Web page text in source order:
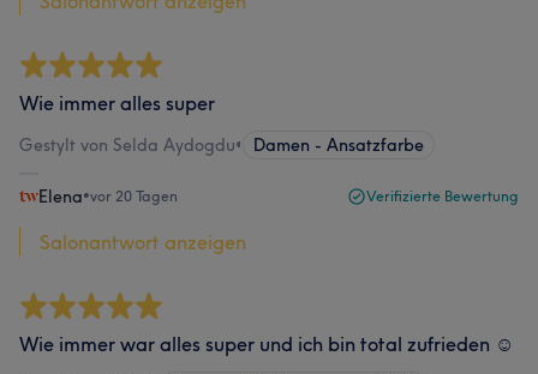
Wie immer alles super
Gestylt von Selda Aydogdu• Damen - Ansatzfarbe
Elena•vor 20 Tagen Verifizierte Bewertung
Salonantwort anzeigen
Wie immer war alles super und ich bin total zufrieden ☺️